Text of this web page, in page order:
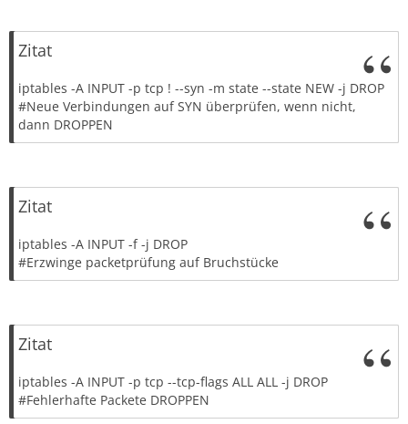
Zitat
iptables -A INPUT -p tcp ! --syn -m state --state NEW -j DROP
#Neue Verbindungen auf SYN überprüfen, wenn nicht,
dann DROPPEN
Zitat
iptables -A INPUT -f -j DROP
#Erzwinge packetprüfung auf Bruchstücke
Zitat
iptables -A INPUT -p tcp --tcp-flags ALL ALL -j DROP
#Fehlerhafte Packete DROPPEN